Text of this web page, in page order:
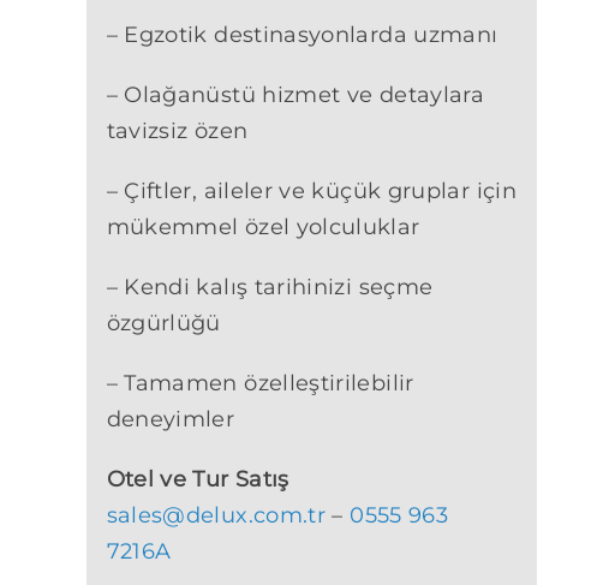
– Egzotik destinasyonlarda uzmanı
– Olağanüstü hizmet ve detaylara
tavizsiz özen
– Çiftler, aileler ve küçük gruplar için
mükemmel özel yolculuklar
– Kendi kalış tarihinizi seçme
özgürlüğü
– Tamamen özelleştirilebilir
deneyimler
Otel ve Tur Satış
sales@delux.com.tr – 0555 963
7216A